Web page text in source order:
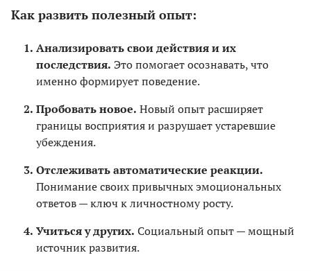
Как развить полезный опыт:
Анализировать свои действия и их
последствия. Это помогает осознавать, что
именно формирует поведение.
Пробовать новое. Новый опыт расширяет
границы восприятия и разрушает устаревшие
убеждения.
Отслеживать автоматические реакции.
Понимание своих привычных эмоциональных
ответов — ключ к личностному росту.
Учиться у других. Социальный опыт — мощный
источник развития.